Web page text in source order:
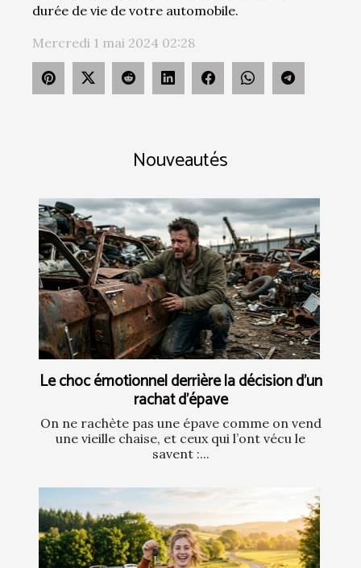
Nouveautés
Le choc émotionnel derrière la décision d’un
rachat d’épave
On ne rachète pas une épave comme on vend
une vieille chaise, et ceux qui l’ont vécu le
savent :...
durée de vie de votre automobile.
Mercredi 1 mai 2024 02:28